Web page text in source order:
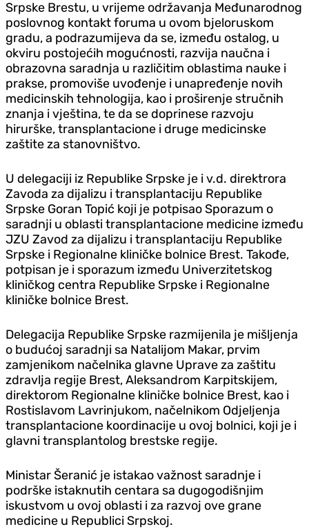
Srpske Brestu, u vrijeme održavanja Međunarodnog
poslovnog kontakt foruma u ovom bjeloruskom
gradu, a podrazumijeva da se, između ostalog, u
okviru postojećih mogućnosti, razvija naučna i
obrazovna saradnja u različitim oblastima nauke i
prakse, promoviše uvođenje i unapređenje novih
medicinskih tehnologija, kao i proširenje stručnih
znanja i vještina, te da se doprinese razvoju
hirurške, transplantacione i druge medicinske
zaštite za stanovništvo.
U delegaciji iz Republike Srpske je i v.d. direktrora
Zavoda za dijalizu i transplantaciju Republike
Srpske Goran Topić koji je potpisao Sporazum o
saradnji u oblasti transplantacione medicine između
JZU Zavod za dijalizu i transplantaciju Republike
Srpske i Regionalne kliničke bolnice Brest. Takođe,
potpisan je i sporazum između Univerzitetskog
kliničkog centra Republike Srpske i Regionalne
kliničke bolnice Brest.
Delegacija Republike Srpske razmijenila je mišljenja
o budućoj saradnji sa Natalijom Makar, prvim
zamjenikom načelnika glavne Uprave za zaštitu
zdravlja regije Brest, Aleksandrom Karpitskijem,
direktorom Regionalne kliničke bolnice Brest, kao i
Rostislavom Lavrinjukom, načelnikom Odjeljenja
transplantacione koordinacije u ovoj bolnici, koji je i
glavni transplantolog brestske regije.
Ministar Šeranić je istakao važnost saradnje i
podrške istaknutih centara sa dugogodišnjim
iskustvom u ovoj oblasti i za razvoj ove grane
medicine u Republici Srpskoj.